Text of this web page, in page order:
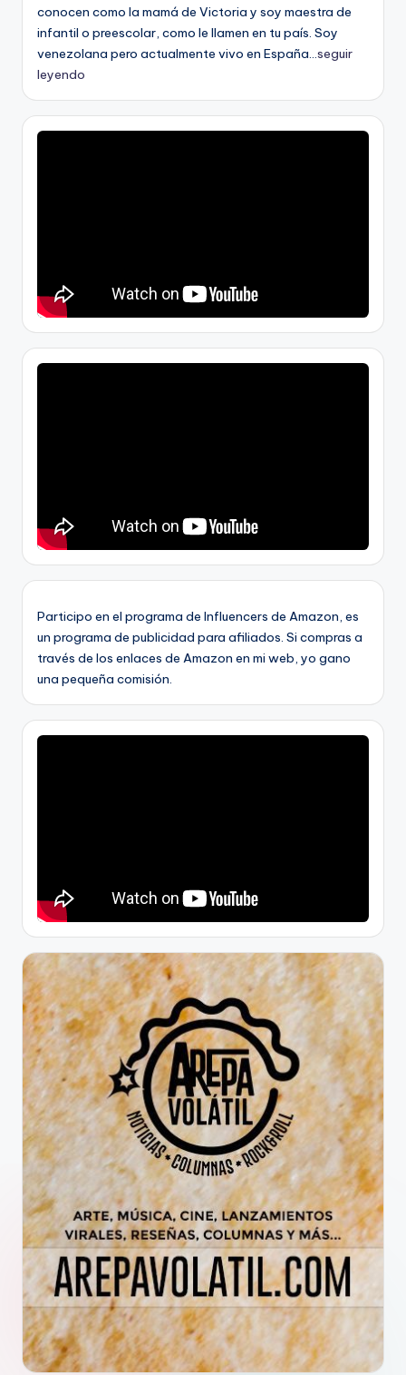
conocen como la mamá de Victoria y soy maestra de
infantil o preescolar, como le llamen en tu país. Soy
venezolana pero actualmente vivo en España...seguir
leyendo
Participo en el programa de Influencers de Amazon, es
un programa de publicidad para afiliados. Si compras a
través de los enlaces de Amazon en mi web, yo gano
una pequeña comisión.